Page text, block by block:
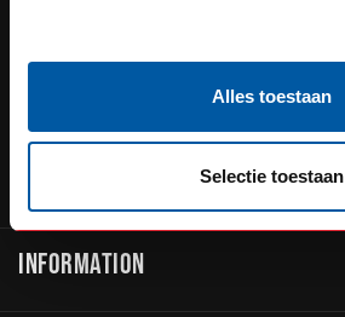
Alles toestaan
Selectie toestaan
sales@go-in-style.nl
INFORMATION